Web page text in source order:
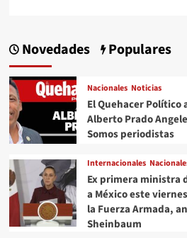
Novedades Populares
Nacionales Noticias
El Quehacer Político
Alberto Prado
Somos periodistas
Internacionales
Ex primera ministra
a México este
la Fuerza Armada,
Sheinbaum